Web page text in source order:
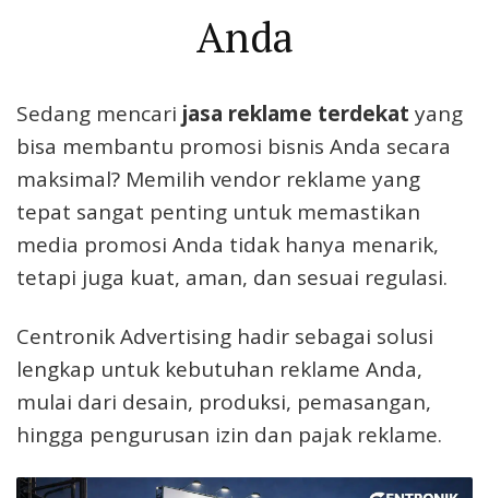
Anda
Sedang mencari jasa reklame terdekat yang
bisa membantu promosi bisnis Anda secara
maksimal? Memilih vendor reklame yang
tepat sangat penting untuk memastikan
media promosi Anda tidak hanya menarik,
tetapi juga kuat, aman, dan sesuai regulasi.
Centronik Advertising hadir sebagai solusi
lengkap untuk kebutuhan reklame Anda,
mulai dari desain, produksi, pemasangan,
hingga pengurusan izin dan pajak reklame.